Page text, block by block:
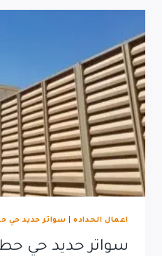
اعمال الحداده| سواتر حديد حي
سواتر حديد حي